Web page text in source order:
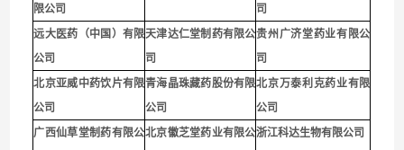
限公司
司
远大医药（中国）有限
公司
天津达仁堂制药有限公
司
贵州广济堂药业有限公
司
北京亚威中药饮片有限
公司
青海晶珠藏药股份有限
公司
北京万泰利克药业有限
公司
广西仙草堂制药有限公北京徽芝堂药业有限公浙江科达生物有限公司